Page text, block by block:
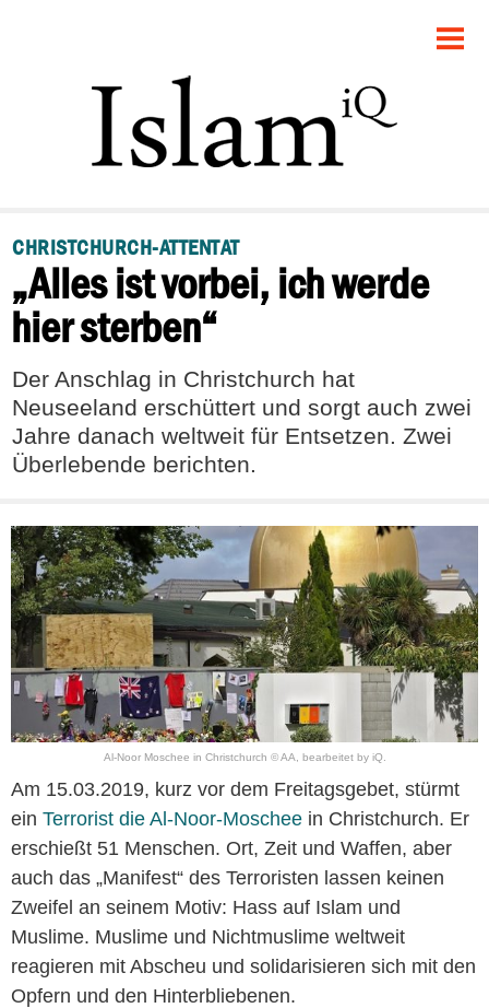
POLITIK
DEBATTE
PANORAMA
RECHT
FEUILLETON
CHRISTCHURCH-ATTENTAT
„Alles ist vorbei, ich werde
hier sterben“
Der Anschlag in Christchurch hat
Neuseeland erschüttert und sorgt auch zwei
Jahre danach weltweit für Entsetzen. Zwei
Überlebende berichten.
Al-Noor Moschee in Christchurch © AA, bearbeitet by iQ.
Am 15.03.2019, kurz vor dem Freitagsgebet, stürmt
ein Terrorist die Al-Noor-Moschee in Christchurch. Er
erschießt 51 Menschen. Ort, Zeit und Waffen, aber
auch das „Manifest“ des Terroristen lassen keinen
Zweifel an seinem Motiv: Hass auf Islam und
Muslime. Muslime und Nichtmuslime weltweit
reagieren mit Abscheu und solidarisieren sich mit den
Opfern und den Hinterbliebenen.